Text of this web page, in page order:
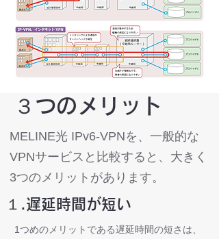
３つのメリット
MELINE光 IPv6-VPNを、一般的な
VPNサービスと比較すると、大きく
3つのメリットがあります。
１.遅延時間が短い
1つめのメリットである遅延時間の短さは、